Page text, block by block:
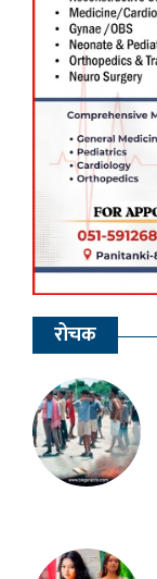
रोचक